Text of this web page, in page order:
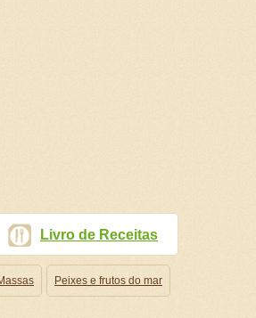
Livro de Receitas
Peixes e frutos do mar